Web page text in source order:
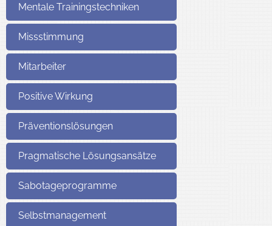
Mentale Trainingstechniken
Missstimmung
Mitarbeiter
Positive Wirkung
Präventionslösungen
Pragmatische Lösungsansätze
Sabotageprogramme
Selbstmanagement